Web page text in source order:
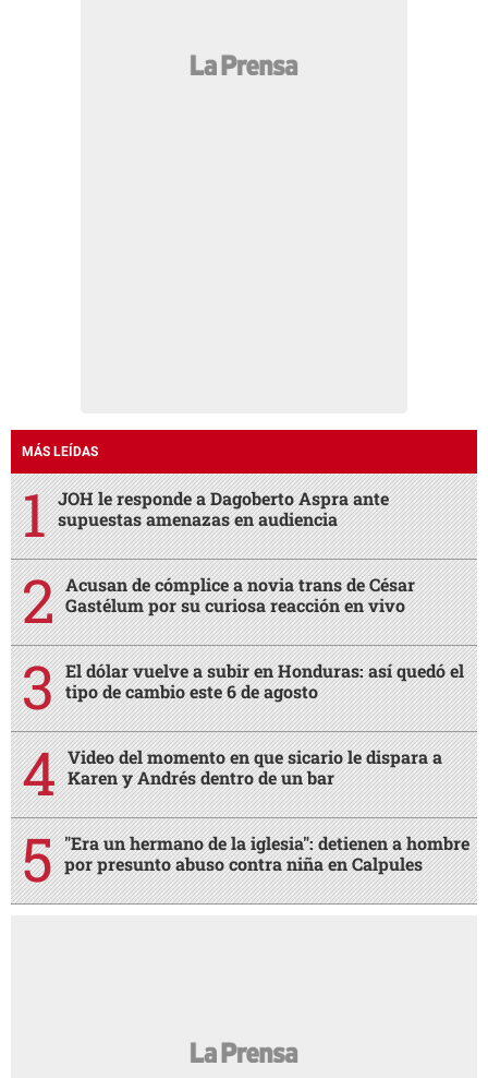
MÁS LEÍDAS
JOH le responde a Dagoberto Aspra ante
supuestas amenazas en audiencia
Acusan de cómplice a novia trans de César
Gastélum por su curiosa reacción en vivo
El dólar vuelve a subir en Honduras: así quedó el
tipo de cambio este 6 de agosto
Video del momento en que sicario le dispara a
Karen y Andrés dentro de un bar
"Era un hermano de la iglesia": detienen a hombre
por presunto abuso contra niña en Calpules